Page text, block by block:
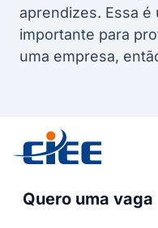
aprendizes. Essa
importante para
uma empresa,
Quero uma vaga